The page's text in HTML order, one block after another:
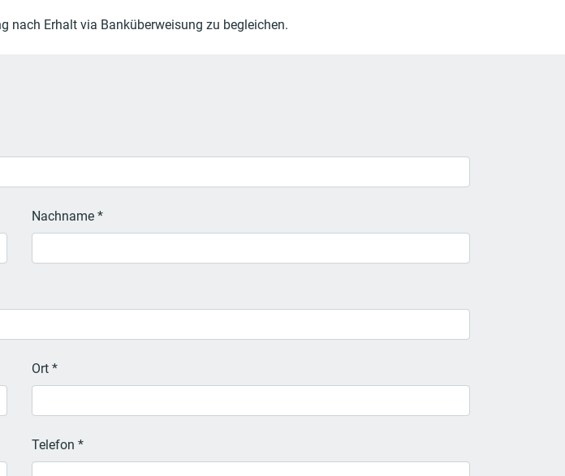
nach Erhalt via Banküberweisung zu begleichen.
Nachname *
Ort *
Telefon *